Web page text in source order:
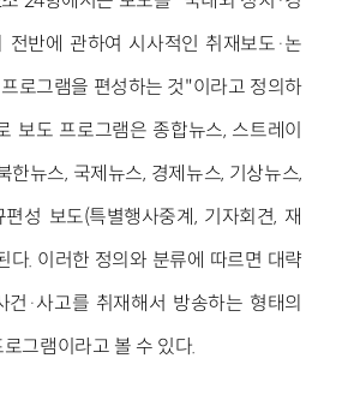
전반에 관하여 시사적인 취재보도·논
로그램을 편성하는 것"이라고 정의하
보도 프로그램은 종합뉴스, 스트레이
한뉴스, 국제뉴스, 경제뉴스, 기상뉴스,
성 보도(특별행사중계, 기자회견, 재
다. 이러한 정의와 분류에 따르면 대략
건·사고를 취재해서 방송하는 형태의
그램이라고 볼 수 있다.